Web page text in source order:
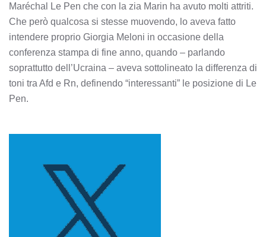
Maréchal Le Pen che con la zia Marin ha avuto molti attriti.
Che però qualcosa si stesse muovendo, lo aveva fatto
intendere proprio Giorgia Meloni in occasione della
conferenza stampa di fine anno, quando – parlando
soprattutto dell’Ucraina – aveva sottolineato la differenza di
toni tra Afd e Rn, definendo “interessanti” le posizione di Le
Pen.